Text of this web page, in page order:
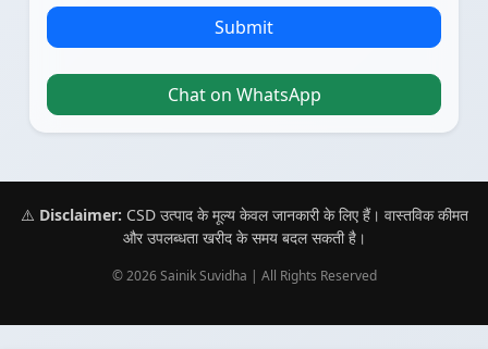
Submit
Chat on WhatsApp
⚠️ Disclaimer: CSD उत्पाद के मूल्य केवल जानकारी के लिए हैं। वास्तविक कीमत
और उपलब्धता खरीद के समय बदल सकती है।
© 2026 Sainik Suvidha | All Rights Reserved